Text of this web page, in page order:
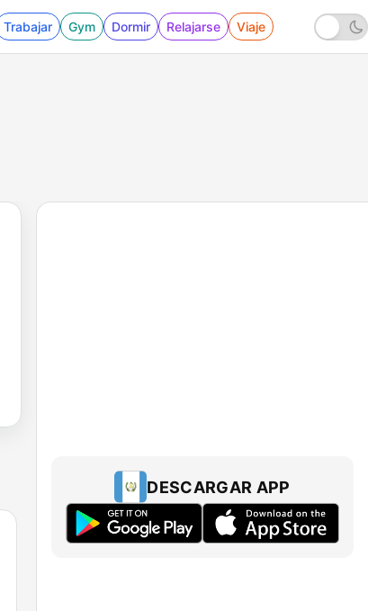
Trabajar Gym Dormir Relajarse Viaje
DESCARGAR APP